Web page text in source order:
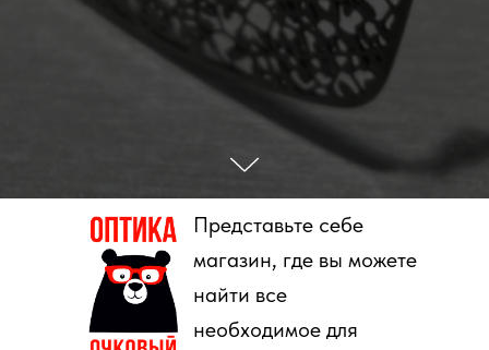
Представьте себе
магазин, где вы можете
найти все
необходимое для